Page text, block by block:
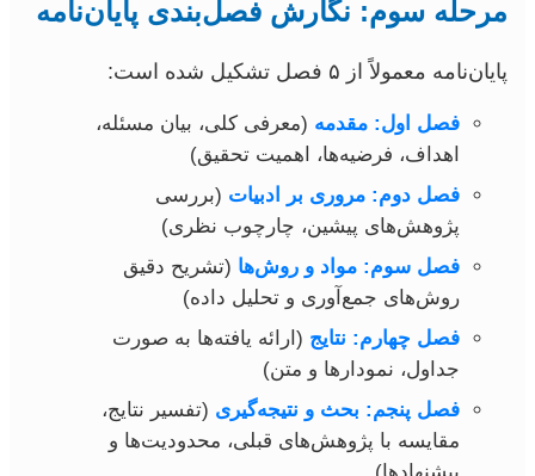
مرحله سوم: نگارش فصل‌بندی پایان‌نامه
پایان‌نامه معمولاً از ۵ فصل تشکیل شده است:
فصل اول: مقدمه (معرفی کلی، بیان مسئله،
اهداف، فرضیه‌ها، اهمیت تحقیق)
فصل دوم: مروری بر ادبیات (بررسی
پژوهش‌های پیشین، چارچوب نظری)
فصل سوم: مواد و روش‌ها (تشریح دقیق
روش‌های جمع‌آوری و تحلیل داده)
فصل چهارم: نتایج (ارائه یافته‌ها به صورت
جداول، نمودارها و متن)
فصل پنجم: بحث و نتیجه‌گیری (تفسیر نتایج،
مقایسه با پژوهش‌های قبلی، محدودیت‌ها و